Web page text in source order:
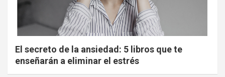
El secreto de la ansiedad: 5 libros que te
enseñarán a eliminar el estrés